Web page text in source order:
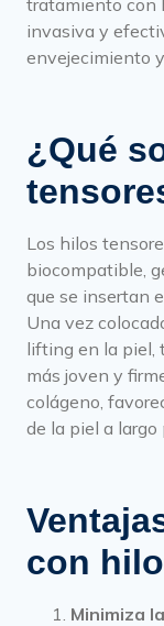
tratamiento con
invasiva y
envejecimiento
¿Qué
Los hilos
biocompatible,
que se insertan
Una vez
lifting en la piel,
más joven y
colágeno,
de la piel a largo
con
Minimiza